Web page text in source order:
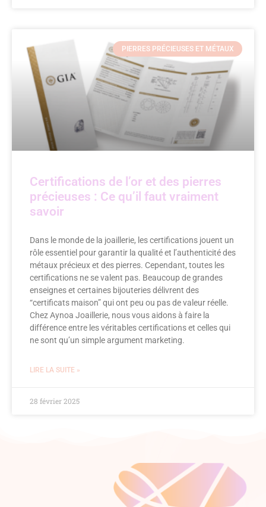
PIERRES PRÉCIEUSES ET MÉTAUX
Certifications de l’or et des pierres
précieuses : Ce qu’il faut vraiment
savoir
Dans le monde de la joaillerie, les certifications jouent un
rôle essentiel pour garantir la qualité et l’authenticité des
métaux précieux et des pierres. Cependant, toutes les
certifications ne se valent pas. Beaucoup de grandes
enseignes et certaines bijouteries délivrent des
“certificats maison” qui ont peu ou pas de valeur réelle.
Chez Aynoa Joaillerie, nous vous aidons à faire la
différence entre les véritables certifications et celles qui
ne sont qu’un simple argument marketing.
LIRE LA SUITE »
28 février 2025